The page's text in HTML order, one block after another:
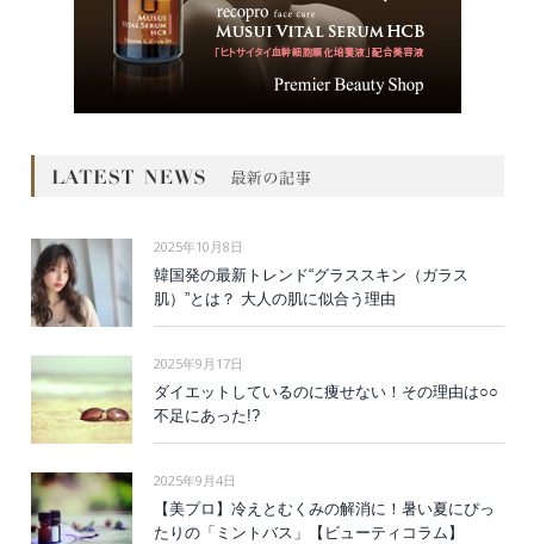
2025年10月8日
韓国発の最新トレンド“グラススキン（ガラス
肌）”とは？ 大人の肌に似合う理由
2025年9月17日
ダイエットしているのに痩せない！その理由は○○
不足にあった!?
2025年9月4日
【美プロ】冷えとむくみの解消に！暑い夏にぴっ
たりの「ミントバス」【ビューティコラム】